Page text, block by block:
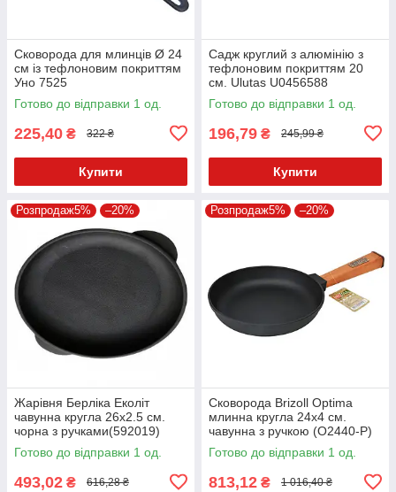
Сковорода для млинців Ø 24
см із тефлоновим покриттям
Уно 7525
Готово до відправки 1 од.
225,40 ₴ 322 ₴
Купити
Садж круглий з алюмінію з
тефлоновим покриттям 20
см. Ulutas U0456588
Готово до відправки 1 од.
196,79 ₴ 245,99 ₴
Купити
Розпродаж5% –20%
Жарівня Берліка Еколіт
чавунна кругла 26х2.5 см.
чорна з ручками(592019)
Готово до відправки 1 од.
493,02 ₴ 616,28 ₴
Розпродаж5% –20%
Сковорода Brizoll Optima
млинна кругла 24х4 см.
чавунна з ручкою (О2440-Р)
Готово до відправки 1 од.
813,12 ₴ 1 016,40 ₴